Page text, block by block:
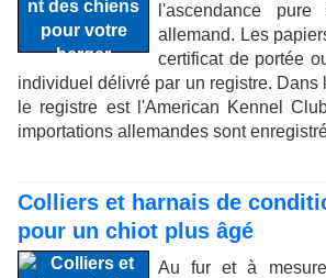
l'ascendance
allemand. Les
certificat de portée
individuel délivré par un registre. Dans
le registre est l'American Kennel
importations allemandes sont
Colliers et harnais de
pour un chiot plus âgé
Au fur et à